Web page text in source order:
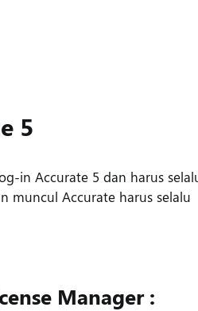
5
in Accurate 5 dan harus
muncul Accurate harus selalu
Manager :